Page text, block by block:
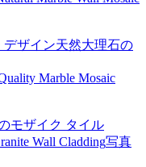
ザイン天然大理石の
モザイク タイル
写真